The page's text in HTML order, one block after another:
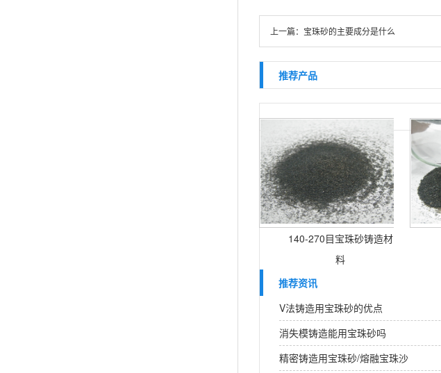
上一篇： 宝珠砂的主要成分是什么
推荐产品
140-270目宝珠砂铸造材
料
推荐资讯
V法铸造用宝珠砂的优点
消失模铸造能用宝珠砂吗
精密铸造用宝珠砂/熔融宝珠沙